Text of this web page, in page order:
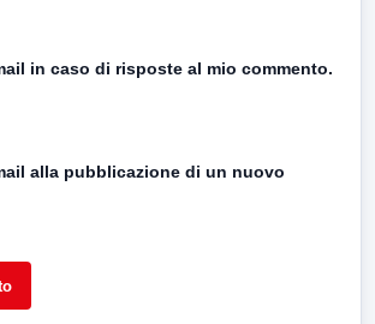
in caso di risposte al mio commento.
alla pubblicazione di un nuovo